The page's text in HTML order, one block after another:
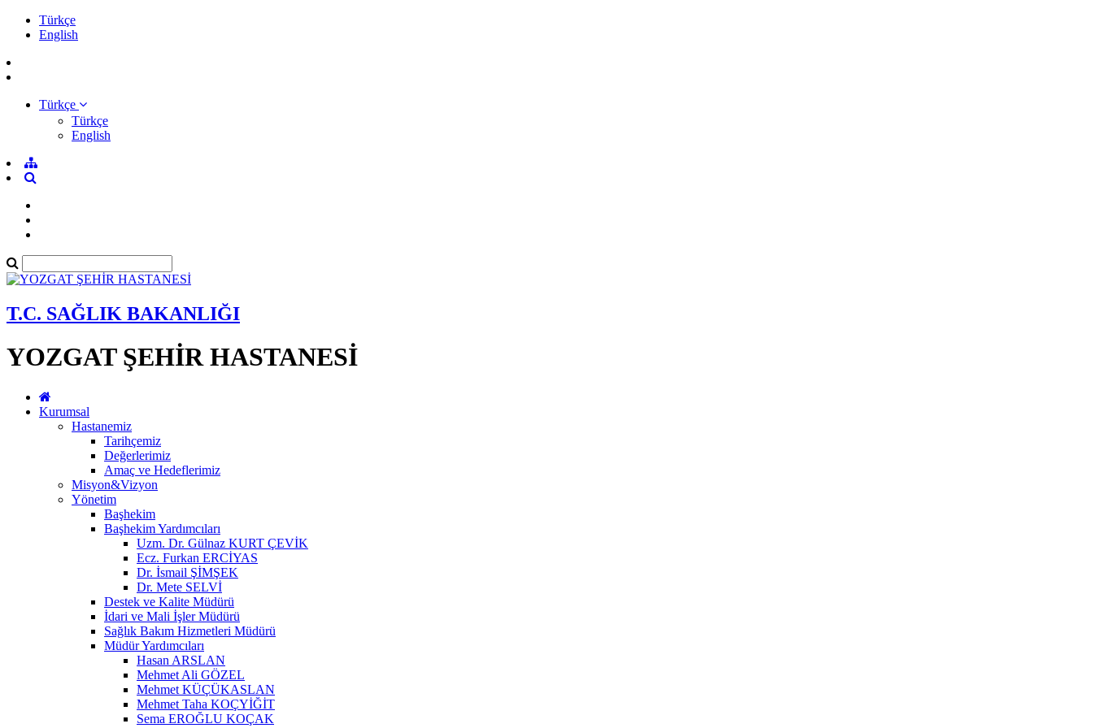
Türkçe
English
Türkçe
Türkçe
English
T.C. SAĞLIK BAKANLIĞI
YOZGAT ŞEHİR HASTANESİ
Kurumsal
Hastanemiz
Tarihçemiz
Değerlerimiz
Amaç ve Hedeflerimiz
Misyon&Vizyon
Yönetim
Başhekim
Başhekim Yardımcıları
Uzm. Dr. Gülnaz KURT ÇEVİK
Ecz. Furkan ERCİYAS
Dr. İsmail ŞİMŞEK
Dr. Mete SELVİ
Destek ve Kalite Müdürü
İdari ve Mali İşler Müdürü
Sağlık Bakım Hizmetleri Müdürü
Müdür Yardımcıları
Hasan ARSLAN
Mehmet Ali GÖZEL
Mehmet KÜÇÜKASLAN
Mehmet Taha KOÇYİĞİT
Sema EROĞLU KOÇAK